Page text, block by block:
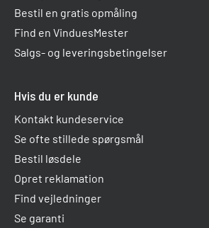
Bestil en gratis opmåling
Find en VinduesMester
Salgs- og leveringsbetingelser
Hvis du er kunde
Kontakt kundeservice
Se ofte stillede spørgsmål
Bestil løsdele
Opret reklamation
Find vejledninger
Se garanti